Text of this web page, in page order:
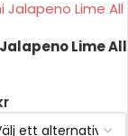
Jalapeno Lime All